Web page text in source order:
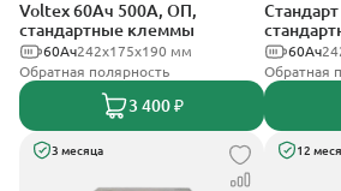
Voltex 60Ач 500А, ОП,
стандартные клеммы
242х175х190 мм
60Ач
Обратная полярность
3 400 ₽
60Ач
Обратная
3 месяца 12